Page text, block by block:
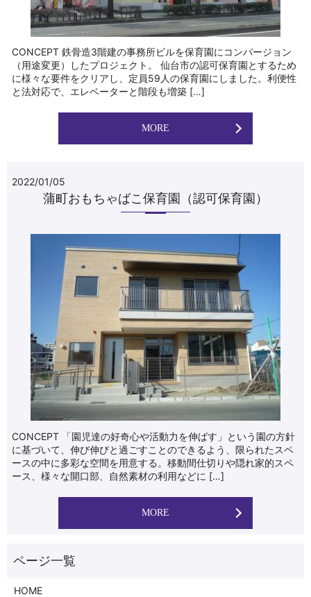
CONCEPT 鉄骨造3階建の事務所ビルを保育園にコンバージョン
（用途変更）したプロジェクト。 仙台市の認可保育園とするため
に様々な要件をクリアし、定員59人の保育園にしました。利便性
と法対応で、エレベーターと階段も増築 […]
MORE
2022/01/05
蒲町おもちゃばこ保育園（認可保育園）
CONCEPT 「園児達の好奇心や活動力を伸ばす」という園の方針
に基づいて、伸び伸びと過ごすことのできるよう、限られたスペ
ースの中に多彩な空間を用意する。移動間仕切りや隠れ家的スペ
ース、様々な開口部、自然素材の利用などに […]
MORE
HOME